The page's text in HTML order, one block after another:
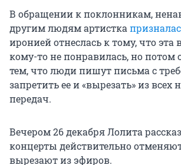
В обращении к поклонникам,
другим людям артистка
иронией отнеслась к тому, что эта
кому-то не понравилась, но потом
тем, что люди пишут письма с
запретить ее и «вырезать» из всех
передач.
Вечером 26 декабря Лолита
концерты действительно
вырезают из эфиров.